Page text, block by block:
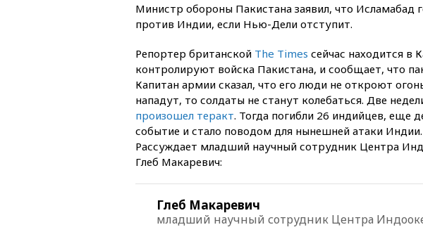
Министр обороны Пакистана заявил, что Исламабад
против Индии, если Нью-Дели отступит.
Репортер британской The Times сейчас находится
контролируют войска Пакистана, и сообщает, что
Капитан армии сказал, что его люди не откроют
нападут, то солдаты не станут колебаться. Две
произошел теракт. Тогда погибли 26 индийцев, еще
событие и стало поводом для нынешней атаки
Рассуждает младший научный сотрудник Центра
Глеб Макаревич:
Глеб Макаревич
младший научный сотрудник Центра